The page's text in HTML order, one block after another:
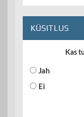
KÜSITLUS
Kas
Jah
Ei